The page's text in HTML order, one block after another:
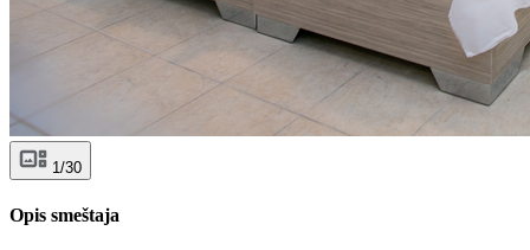
1/30
Opis smeštaja